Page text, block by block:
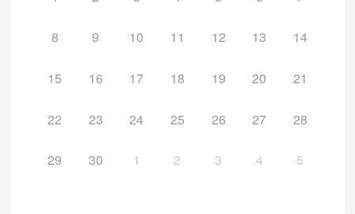
8 9 10 11 12 13 14
15 16 17 18 19 20 21
22 23 24 25 26 27 28
29 30 1 2 3 4 5